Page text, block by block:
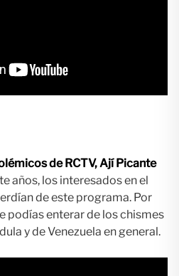
de RCTV, Ají Picante
años, los interesados en el
de este programa. Por
podías enterar de los chismes
y de Venezuela en general.